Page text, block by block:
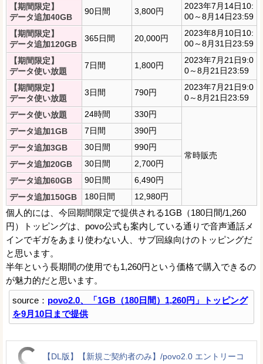
【期間限定】
データ追加40GB
90日間 3,800円
2023年7月14日10:
00～8月14日23:59
【期間限定】
データ追加120GB
365日間 20,000円
2023年8月10日10:
00～8月31日23:59
【期間限定】
データ使い放題
7日間 1,800円
2023年7月21日9:0
0～8月21日23:59
【期間限定】
データ使い放題
3日間 790円
2023年7月21日9:0
0～8月21日23:59
データ使い放題
24時間 330円
常時販売
データ追加1GB 7日間
390円
データ追加3GB
30日間
990円
データ追加20GB
30日間
2,700円
データ追加60GB
90日間
6,490円
データ追加150GB
180日間 12,980円
個人的には、今回期間限定で提供される1GB（180日間/1,260
円）トッピングは、povo公式も案内している通りで音声通話メ
インでギガをあまり使わない人、サブ回線向けのトッピングだ
と思います。
半年という長期間の使用でも1,260円という価格で購入できるの
が魅力的だと思います。
source： povo2.0、「1GB（180日間）1,260円」トッピング
を9月10日まで提供
【DL版】【新規ご契約者のみ】/povo2.0 エントリーコ